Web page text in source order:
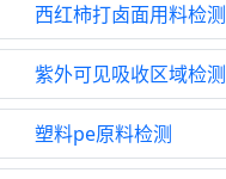
西红柿打卤面用料检测
紫外可见吸收区域检测
塑料pe原料检测